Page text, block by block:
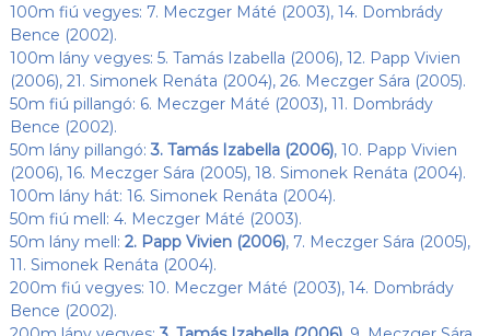
100m fiú vegyes: 7. Meczger Máté (2003), 14. Dombrády
Bence (2002).
100m lány vegyes: 5. Tamás Izabella (2006), 12. Papp Vivien
(2006), 21. Simonek Renáta (2004), 26. Meczger Sára (2005).
50m fiú pillangó: 6. Meczger Máté (2003), 11. Dombrády
Bence (2002).
50m lány pillangó:3. Tamás Izabella (2006), 10. Papp Vivien
(2006), 16. Meczger Sára (2005), 18. Simonek Renáta (2004).
100m lány hát: 16. Simonek Renáta (2004).
50m fiú mell: 4. Meczger Máté (2003).
50m lány mell: 2. Papp Vivien (2006), 7. Meczger Sára (2005),
11. Simonek Renáta (2004).
200m fiú vegyes: 10. Meczger Máté (2003), 14. Dombrády
Bence (2002).